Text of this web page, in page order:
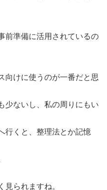
準備に活用されているの
向けに使うのが一番だと思
少ないし、私の周りにもい
行くと、整理法とか記憶
られますね。